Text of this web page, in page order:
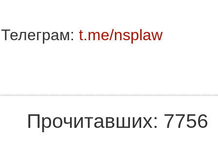
Телеграм: t.me/nsplaw
Прочитавших: 7756